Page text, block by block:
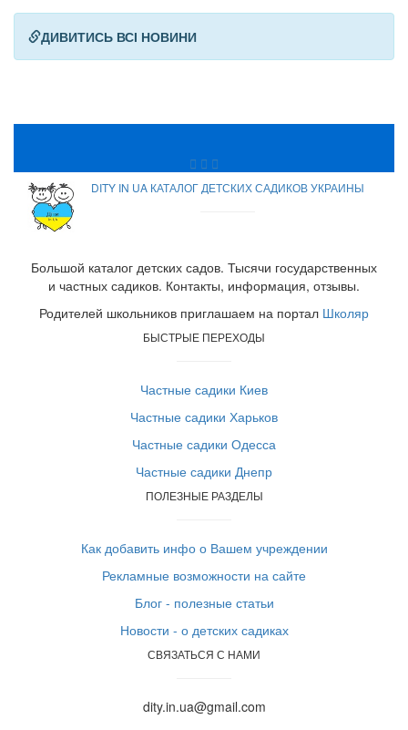
ДИВИТИСЬ ВСІ НОВИНИ
DITY IN UA КАТАЛОГ ДЕТСКИХ САДИКОВ УКРАИНЫ
Большой каталог детских садов. Тысячи государственных
и частных садиков. Контакты, информация, отзывы.
Родителей школьников приглашаем на портал Школяр
БЫСТРЫЕ ПЕРЕХОДЫ
Частные садики Киев
Частные садики Харьков
Частные садики Одесса
Частные садики Днепр
ПОЛЕЗНЫЕ РАЗДЕЛЫ
Как добавить инфо о Вашем учреждении
Рекламные возможности на сайте
Блог - полезные статьи
Новости - о детских садиках
СВЯЗАТЬСЯ С НАМИ
dity.in.ua@gmail.com